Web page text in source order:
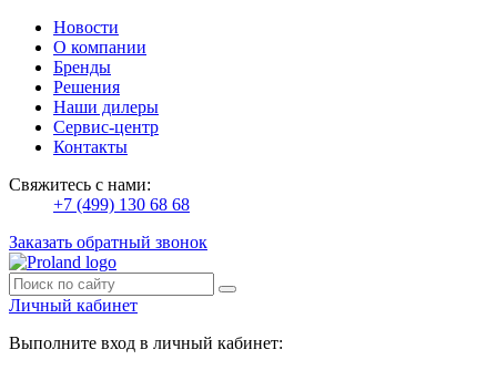
Новости
О компании
Бренды
Решения
Наши дилеры
Сервис-центр
Контакты
Свяжитесь с нами:
+7 (499) 130 68 68
Заказать обратный звонок
Личный кабинет
Выполните вход в личный кабинет: